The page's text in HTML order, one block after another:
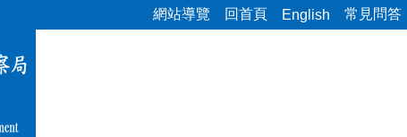
網站導覽 回首頁 English 常見問答